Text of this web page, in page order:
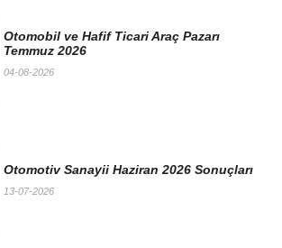
Otomobil ve Hafif Ticari Araç Pazarı
Temmuz 2026
04-08-2026
Otomotiv Sanayii Haziran 2026 Sonuçları
13-07-2026